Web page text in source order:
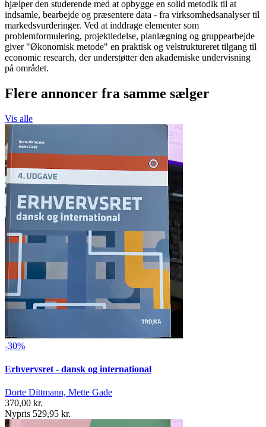
hjælper den studerende med at opbygge en solid metodik til at
indsamle, bearbejde og præsentere data - fra virksomhedsanalyser til
markedsvurderinger. Ved at inddrage elementer som
problemformulering, projektledelse, planlægning og gruppearbejde
giver "Økonomisk metode" en praktisk og velstruktureret tilgang til
economic research, der understøtter den akademiske undervisning
på området.
Flere annoncer fra samme sælger
Vis alle
-30%
Erhvervsret - dansk og international
Dorte Dittmann, Mette Gade
370,00 kr.
Nypris 529,95 kr.